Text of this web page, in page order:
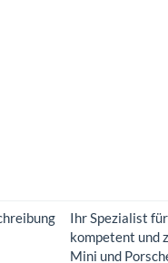
Ihr Spezialist
kompetent und
Mini und